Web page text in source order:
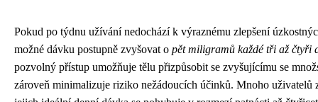
Pokud po týdnu užívání nedochází k výraznému zlepšení
možné dávku postupně zvyšovat o pět miligramů každé tři až čtyři
pozvolný přístup umožňuje tělu přizpůsobit se zvyšujícímu se
zároveň minimalizuje riziko nežádoucích účinků. Mnoho uživatelů